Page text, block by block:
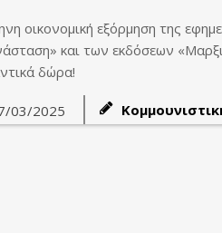
οικονομική εξόρμηση της
και των εκδόσεων
δώρα!
03/2025